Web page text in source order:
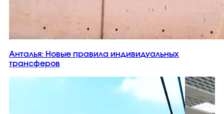
Анталья: Новые правила индивидуальных
трансферов